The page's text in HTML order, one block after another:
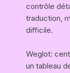
contrôle
traduction,
difficile.
Weglot:
un tableau